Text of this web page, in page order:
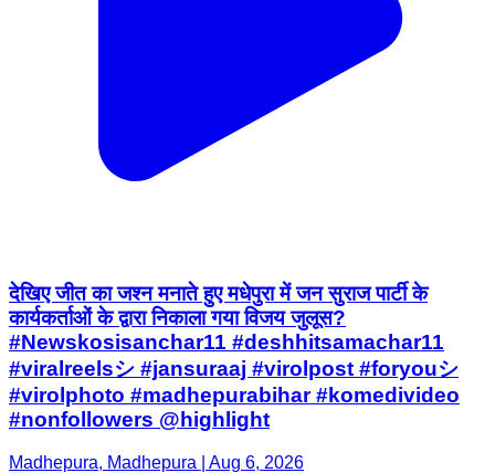
देखिए जीत का जश्न मनाते हुए मधेपुरा में जन सुराज पार्टी के
कार्यकर्ताओं के द्वारा निकाला गया विजय जुलूस?
#Newskosisanchar11 #deshhitsamachar11
#viralreelsシ #jansuraaj #virolpost #foryouシ
#virolphoto #madhepurabihar #komedivideo
#nonfollowers @highlight
Madhepura, Madhepura | Aug 6, 2026